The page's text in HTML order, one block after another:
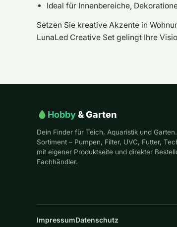
Ideal für Innenbereiche,
Setzen Sie kreative Akzente in
LunaLed Creative Set gelingt Ihre
Hobby& Garten
Dein Finder für Teich, Aquaristik und
Sortiment – Pumpen, Filter, UVC, Futter,
mit eigener Produktseite und direkter
Fachhändler.
ImpressumDatenschutz